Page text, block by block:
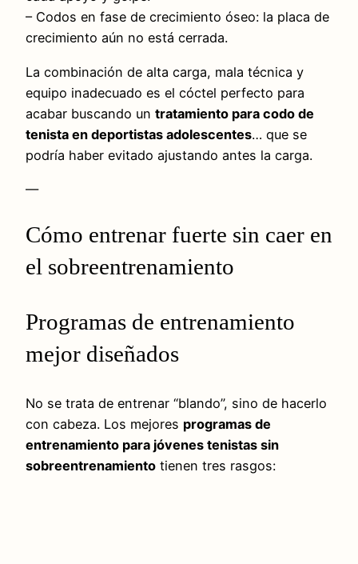
– Codos en fase de crecimiento óseo: la placa de
crecimiento aún no está cerrada.
La combinación de alta carga, mala técnica y
equipo inadecuado es el cóctel perfecto para
acabar buscando un tratamiento para codo de
tenista en deportistas adolescentes… que se
podría haber evitado ajustando antes la carga.
—
Cómo entrenar fuerte sin caer en
el sobreentrenamiento
Programas de entrenamiento
mejor diseñados
No se trata de entrenar “blando”, sino de hacerlo
con cabeza. Los mejores programas de
entrenamiento para jóvenes tenistas sin
sobreentrenamiento tienen tres rasgos: